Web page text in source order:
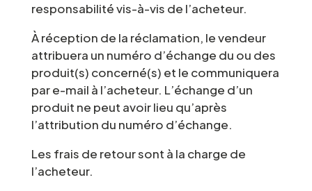
responsabilité vis-à-vis de l’acheteur.
À réception de la réclamation, le vendeur
attribuera un numéro d’échange du ou des
produit(s) concerné(s) et le communiquera
par e-mail à l’acheteur. L’échange d’un
produit ne peut avoir lieu qu’après
l’attribution du numéro d’échange.
Les frais de retour sont à la charge de
l’acheteur.